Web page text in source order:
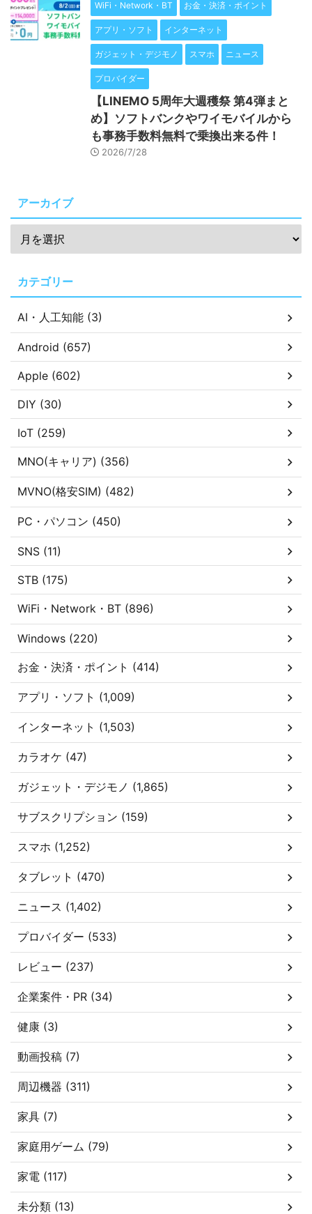
WiFi・Network・BT お金・決済・ポイント
アプリ・ソフト インターネット
ガジェット・デジモノ スマホ ニュース
プロバイダー
【LINEMO 5周年大週穫祭 第4弾まと
め】ソフトバンクやワイモバイルから
も事務手数料無料で乗換出来る件！
2026/7/28
アーカイブ
カテゴリー
AI・人工知能 (3)
Android (657)
Apple (602)
DIY (30)
IoT (259)
MNO(キャリア) (356)
MVNO(格安SIM) (482)
PC・パソコン (450)
SNS (11)
STB (175)
WiFi・Network・BT (896)
Windows (220)
お金・決済・ポイント (414)
アプリ・ソフト (1,009)
インターネット (1,503)
カラオケ (47)
ガジェット・デジモノ (1,865)
サブスクリプション (159)
スマホ (1,252)
タブレット (470)
ニュース (1,402)
プロバイダー (533)
レビュー (237)
企業案件・PR (34)
健康 (3)
動画投稿 (7)
周辺機器 (311)
家具 (7)
家庭用ゲーム (79)
家電 (117)
未分類 (13)